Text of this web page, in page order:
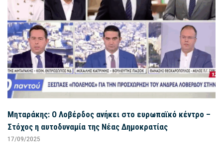
Μηταράκης: Ο Λοβέρδος ανήκει στο ευρωπαϊκό κέντρο –
Στόχος η αυτοδυναμία της Νέας Δημοκρατίας
17/09/2025